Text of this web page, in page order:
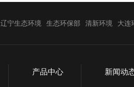
近年来,全国环
辽宁生态环境 生态环保部 清新环境 大连
产品中心 新闻动